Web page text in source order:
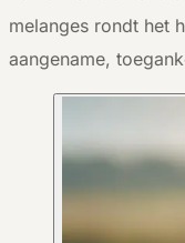
melanges rondt het
aangename,